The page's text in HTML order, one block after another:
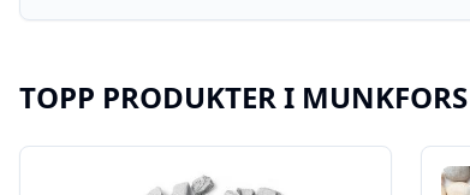
TOPP PRODUKTER I MUNKFORS